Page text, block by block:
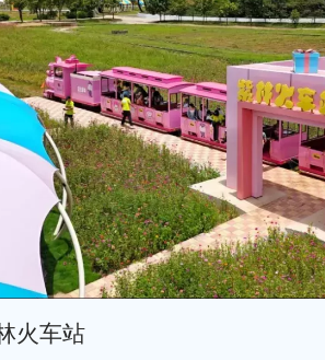
火车站